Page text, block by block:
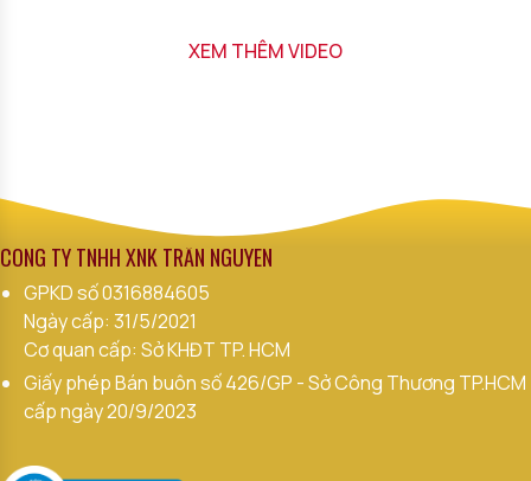
XEM THÊM VIDEO
CÔNG TY TNHH XNK TRẦN NGUYÊN
GPKD số0316884605
Ngày cấp: 31/5/2021
Cơ quan cấp: Sở KHĐT TP. HCM
Giấy phép Bán buôn số 426/GP - Sở Công Thương TP.HCM
cấp ngày 20/9/2023